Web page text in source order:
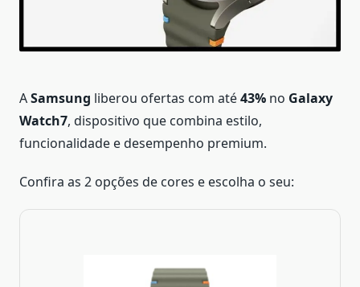
ASamsung liberou ofertas com até43% no Galaxy
Watch7, dispositivo que combina estilo,
funcionalidade e desempenho premium.
Confira as 2 opções de cores e escolha o seu: